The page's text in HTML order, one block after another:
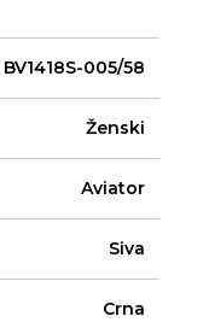
BV1418S-005/58
Ženski
Aviator
Siva
Crna